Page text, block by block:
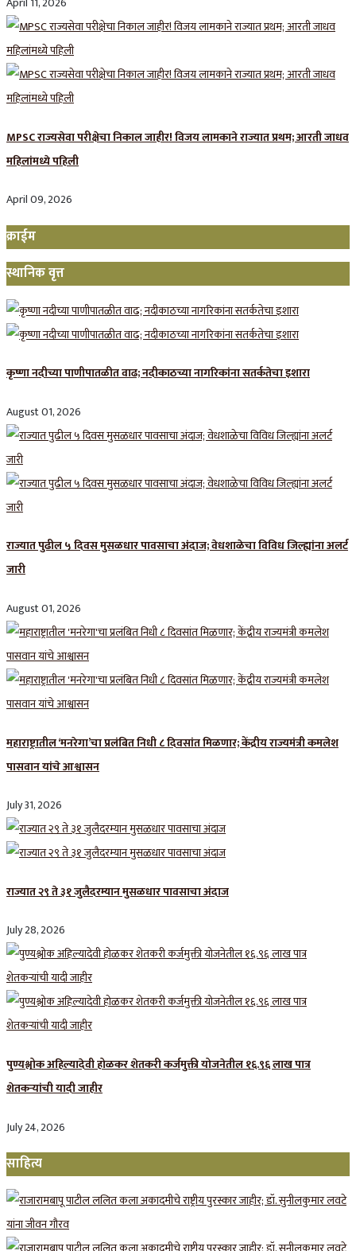
MPSC राज्यसेवा परीक्षेचा निकाल जाहीर! विजय लामकाने राज्यात प्रथम; आरती जाधव
महिलांमध्ये पहिली
April 09, 2026
क्राईम
स्थानिक वृत्त
कृष्णा नदीच्या पाणीपातळीत वाढ; नदीकाठच्या नागरिकांना सतर्कतेचा इशारा
August 01, 2026
राज्यात पुढील ५ दिवस मुसळधार पावसाचा अंदाज; वेधशाळेचा विविध जिल्ह्यांना अलर्ट
जारी
August 01, 2026
महाराष्ट्रातील ‘मनरेगा’चा प्रलंबित निधी ८ दिवसांत मिळणार; केंद्रीय राज्यमंत्री कमलेश
पासवान यांचे आश्वासन
July 31, 2026
राज्यात २९ ते ३१ जुलैदरम्यान मुसळधार पावसाचा अंदाज
July 28, 2026
पुण्यश्लोक अहिल्यादेवी होळकर शेतकरी कर्जमुक्ती योजनेतील १६.९६ लाख पात्र
शेतकऱ्यांची यादी जाहीर
July 24, 2026
साहित्य